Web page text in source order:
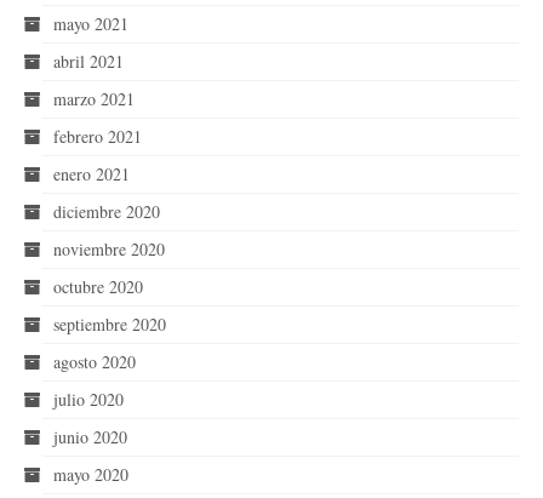
mayo 2021
abril 2021
marzo 2021
febrero 2021
enero 2021
diciembre 2020
noviembre 2020
octubre 2020
septiembre 2020
agosto 2020
julio 2020
junio 2020
mayo 2020